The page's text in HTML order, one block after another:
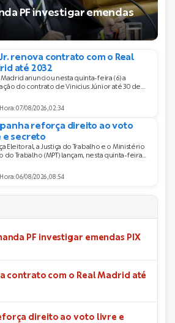
PF investigar emendas
renova contrato com o Real
até 2032
Madrid anunciou nesta quinta-feira (6) a
do contrato de Vinicius Júnior até 30 de
sobre o futuro do atacante brasileiro e
sua permanência como um dos principais
do elenco merengue. Vini Jr. chegou ao
em julho de 2018, aos [&hellip;]
07/08/2026, 02:34
reforça direito ao voto
secreto
Eleitoral, a Justiça do Trabalho e o Ministério
do Trabalho (MPT) lançam, nesta quinta-feira
que tem como slogan &#8220;No meu
eu&#8221;. A iniciativa é uma mobilização
06/08/2026, 08:54
PF investigar emendas PIX
contrato com o Real Madrid até
direito ao voto livre e